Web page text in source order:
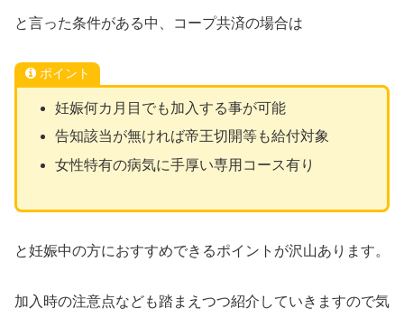
と言った条件がある中、コープ共済の場合は
ポイント
妊娠何カ月目でも加入する事が可能
告知該当が無ければ帝王切開等も給付対象
女性特有の病気に手厚い専用コース有り
と妊娠中の方におすすめできるポイントが沢山あります。
加入時の注意点なども踏まえつつ紹介していきますので気